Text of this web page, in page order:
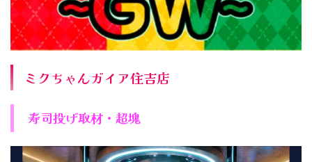
ミクちゃんガイア住吉店
寿司投げ取材・超塊